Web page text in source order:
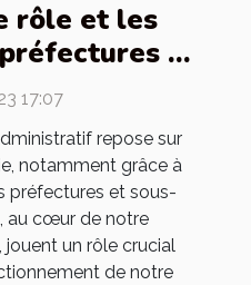
rôle et les
et
en France
17:07
repose sur
notamment grâce à
préfectures et sous-
au cœur de notre
un rôle crucial
de notre